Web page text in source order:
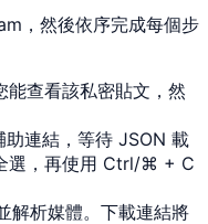
，然後依序完成每個步
查看該私密貼文，然
連結，等待 JSON 載
選，再使用 Ctrl/⌘ + C
解析媒體。下載連結將